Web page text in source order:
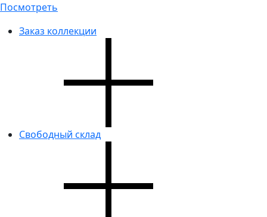
Посмотреть
Заказ коллекции
Свободный склад